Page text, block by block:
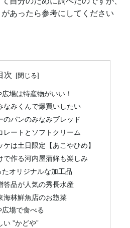
あったら参考にしてください
次
場は特産物がいい！
なみくんで爆買いしたい
のパンのみなみブレッド
レートとソフトクリーム
ケは土日限定【あこやひめ】
で作る河内屋蒲鉾も楽しみ
オリジナルな加工品
答品が人気の秀長水産
海林鮮魚店のお惣菜
場で食べる
”かどや”